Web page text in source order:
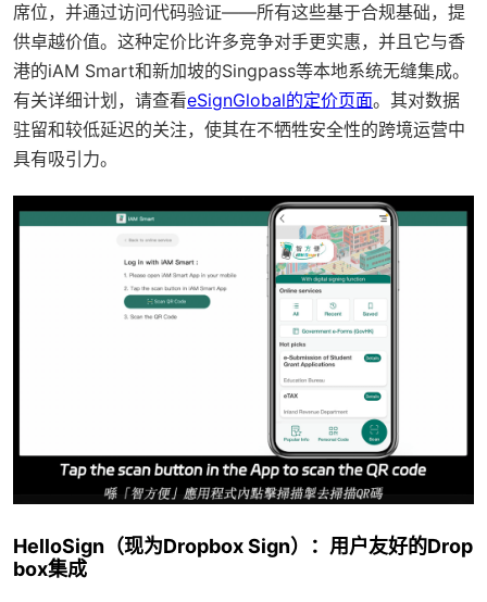
席位，并通过访问代码验证——所有这些基于合规基础，提
供卓越价值。这种定价比许多竞争对手更实惠，并且它与香
港的iAM Smart和新加坡的Singpass等本地系统无缝集成。
有关详细计划，请查看eSignGlobal的定价页面。其对数据
驻留和较低延迟的关注，使其在不牺牲安全性的跨境运营中
具有吸引力。
HelloSign（现为Dropbox Sign）：用户友好的Drop
box集成